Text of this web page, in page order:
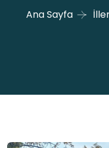
Ana Sayfa